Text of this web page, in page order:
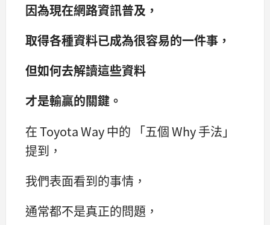
因為現在網路資訊普及，
取得各種資料已成為很容易的一件事，
但如何去解讀這些資料
才是輸贏的關鍵。
在 Toyota Way 中的 「五個 Why 手法」
提到，
我們表面看到的事情，
通常都不是真正的問題，